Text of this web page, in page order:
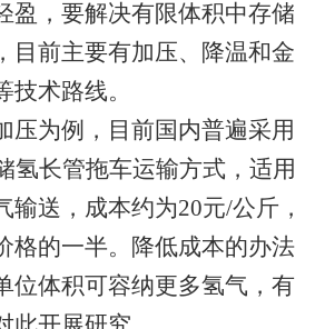
盈，要解决有限体积中存储
目前主要有加压、降温和金
技术路线。
为例，目前国内普遍采用
氢长管拖车运输方式，适用
输送，成本约为20元/公斤，
格的一半。降低成本的办法
位体积可容纳更多氢气，有